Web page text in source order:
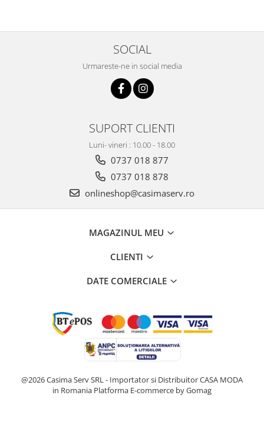
SOCIAL
Urmareste-ne in social media
SUPORT CLIENTI
Luni- vineri : 10.00 - 18.00
0737 018 877
0737 018 878
onlineshop@casimaserv.ro
MAGAZINUL MEU
CLIENTI
DATE COMERCIALE
@2026 Casima Serv SRL - Importator si Distribuitor CASA MODA
in Romania Platforma E-commerce by Gomag